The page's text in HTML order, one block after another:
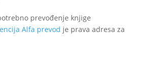
prevođenje knjige
Alfa prevod je prava adresa za